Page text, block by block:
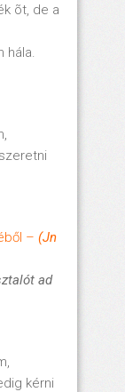
õt, de a
hála.
– (Jn
ad
kérni